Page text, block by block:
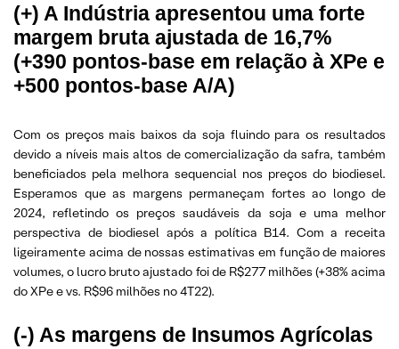
(+) A Indústria apresentou uma forte
margem bruta ajustada de 16,7%
(+390 pontos-base em relação à XPe e
+500 pontos-base A/A)
Com os preços mais baixos da soja fluindo para os resultados
devido a níveis mais altos de comercialização da safra, também
beneficiados pela melhora sequencial nos preços do biodiesel.
Esperamos que as margens permaneçam fortes ao longo de
2024, refletindo os preços saudáveis da soja e uma melhor
perspectiva de biodiesel após a política B14. Com a receita
ligeiramente acima de nossas estimativas em função de maiores
volumes, o lucro bruto ajustado foi de R$277 milhões (+38% acima
do XPe e vs. R$96 milhões no 4T22).
(-) As margens de Insumos Agrícolas